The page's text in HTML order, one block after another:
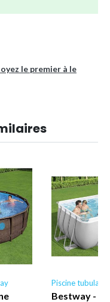
le premier à le
Piscine
Bestway -